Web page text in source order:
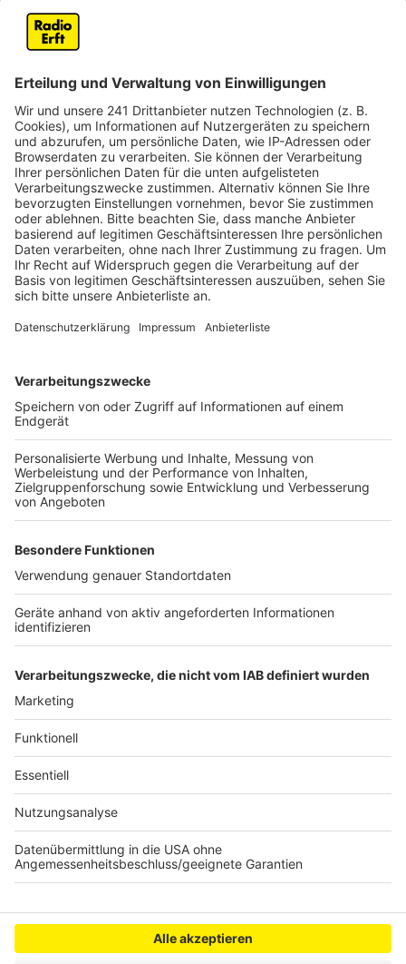
unbedingt dazu, wobei man den Ingwer separat ist
und die Rolle mit der Algenseite sparsam in die
Sojasoße dippt.
Anzeige
Das ist der Kitchen Club by Nelson Müller
Anzeige
Bei euch läuft das Radio in der Küche, bei uns die
Küche im Radio. Starkoch Nelson Müller lädt uns
Nachkochen oder Nachkochen lassen. Nelson nimmt
uns mit in seine Küche und weiht uns in die
Geheimnisse eines bekannten Profikochs ein. Der
Kitchen Club by Nelson Müller ist etwas für alle
Gourmets und Gourmüsen. Für alle von euch, die
wissen, dass Kardamom ein Gewürz ist und kein
Ersatzteil fürs Auto. Das ist "Foodtainment" der
Extraklasse. Feinste Küche, die man überall genießen
oder wie Nelson es sagt: "Macht nix, wenn's
schmeckt!"
Nelson Müller live erleben? Hier gibt esInfos zu den
Anzeige